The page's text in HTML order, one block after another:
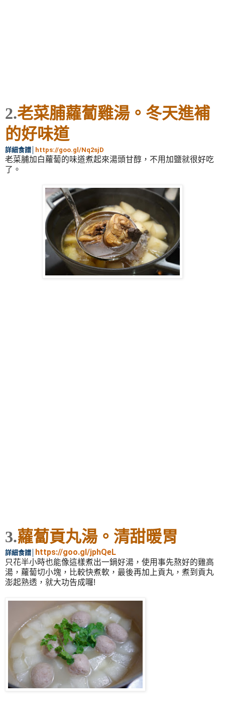
2.老菜脯蘿蔔雞湯。冬天進補
的好味道
詳細食譜 https://goo.gl/Nq2sjD
老菜脯加白蘿蔔的味道煮起來湯頭甘醇，不用加鹽就很好吃
了。
3.蘿蔔貢丸湯。清甜暖胃
詳細食譜 https://goo.gl/jphQeL
只花半小時也能像這樣煮出一鍋好湯，使用事先熬好的雞高
湯，蘿蔔切小塊，比較快煮軟，最後再加上貢丸，煮到貢丸
澎起熟透，就大功告成囉!